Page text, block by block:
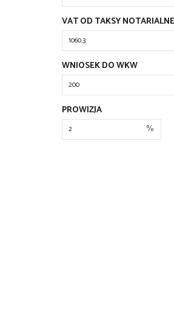
VAT OD TAKSY
WNIOSEK DO WKW
PROWIZJA
%